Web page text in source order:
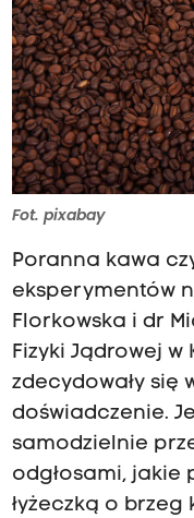
Fot. pixabay
Poranna kawa
eksperymentów
Florkowska i dr
Fizyki Jądrowej w
zdecydowały się
doświadczenie.
samodzielnie
odgłosami, jakie
łyżeczką o brzeg